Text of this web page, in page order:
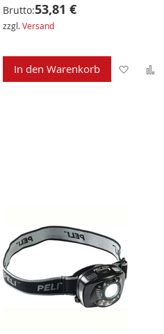
Brutto:53,81 €
zzgl.Versand
In den Warenkorb
Zur